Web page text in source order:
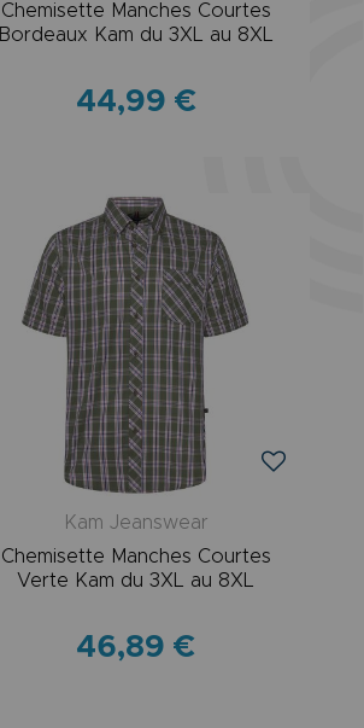
Chemisette Manches Courtes
Bordeaux Kam du 3XL au 8XL
44,99 €
Kam Jeanswear
Chemisette Manches Courtes
Verte Kam du 3XL au 8XL
46,89 €